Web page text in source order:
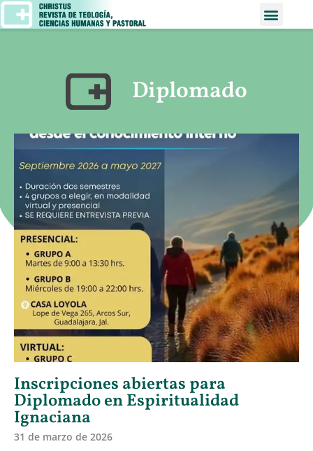
Diplomado
Inscripciones abiertas para
Diplomado en Espiritualidad
Ignaciana
31 de marzo de 2026